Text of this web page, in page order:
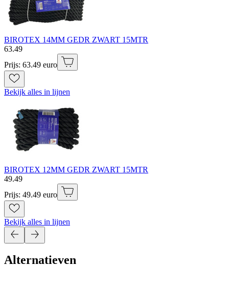
BIROTEX 14MM GEDR ZWART 15MTR
63.49
Prijs: 63.49 euro
Bekijk alles in lijnen
BIROTEX 12MM GEDR ZWART 15MTR
49.49
Prijs: 49.49 euro
Bekijk alles in lijnen
Alternatieven